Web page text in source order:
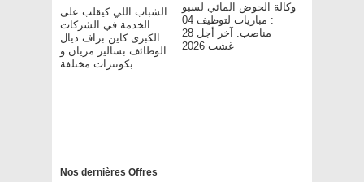
الشباب اللي كيقلب على
الخدمة في الشركات
الكبرى كاين بزاف ديال
الوظائف بسالير مزيان و
بكونترات مختلفة
وكالة الحوض المائي لسبو
: مباريات لتوظيف 04
مناصب. آخر أجل 28
غشت 2026
Nos dernières Offres